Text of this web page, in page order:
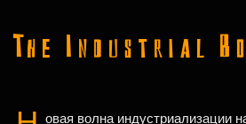
The Industrial
овая волна индустриализации